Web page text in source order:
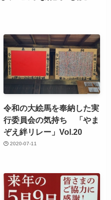
令和の大絵馬を奉納した実
行委員会の気持ち 「やま
ぞえ絆リレー」Vol.20
2020-07-11